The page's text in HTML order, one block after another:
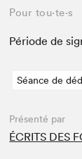
Pour tou⋅te⋅s
Péri­ode de
Séance de
Présenté par
ÉCRITS DES